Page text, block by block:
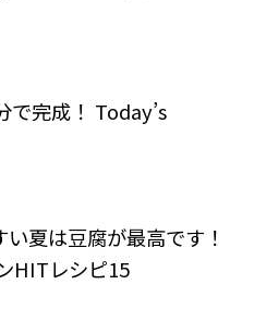
で完成！ Today’s
い夏は豆腐が最高です！
HITレシピ15